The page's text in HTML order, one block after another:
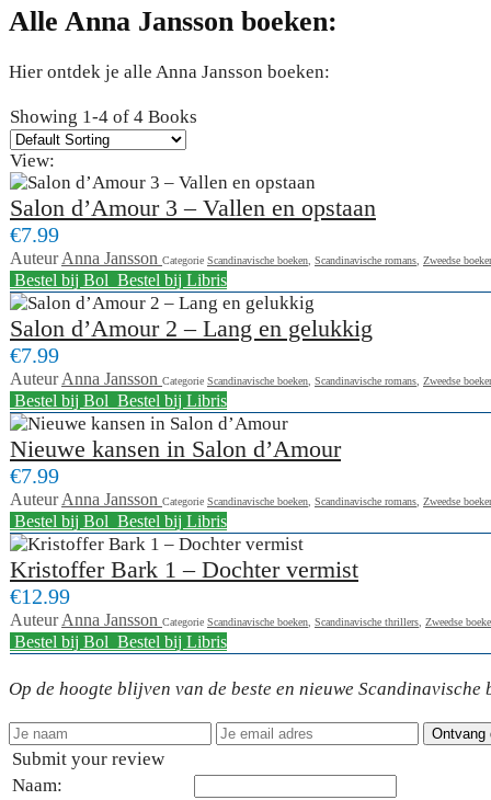
Alle Anna Jansson boeken:
Hier ontdek je alle Anna Jansson boeken:
Showing 1-4 of 4 Books
View:
Salon d’Amour 3 – Vallen en opstaan
€7.99
AuteurAnna Jansson Categorie Scandinavische boeken Scandinavische romans Zweedse
Bestel bij Bol Bestel bij Libris
Salon d’Amour 2 – Lang en gelukkig
€7.99
AuteurAnna Jansson Categorie Scandinavische boeken Scandinavische romans Zweedse
Bestel bij Bol Bestel bij Libris
Nieuwe kansen in Salon d’Amour
€7.99
AuteurAnna Jansson Categorie Scandinavische boeken Scandinavische romans Zweedse
Bestel bij Bol Bestel bij Libris
Kristoffer Bark 1 – Dochter vermist
€12.99
AuteurAnna Jansson Categorie Scandinavische boeken Scandinavische thrillers Zweedse
Bestel bij Bol Bestel bij Libris
Op de hoogte blijven van de beste en nieuwe
Submit your review
Naam: